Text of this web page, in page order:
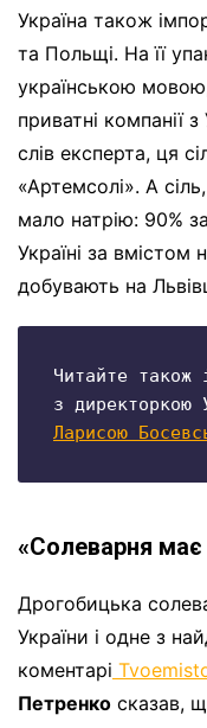
Україна також
та Польщі. На її
українською
приватні компанії
слів експерта, ця
«Артемсолі». А
мало натрію: 90%
Україні за вмістом
добувають на
Читайте також
Ларисою
«Солеварня
Дрогобицька
України і одне з
коментарі
Петренко сказав,